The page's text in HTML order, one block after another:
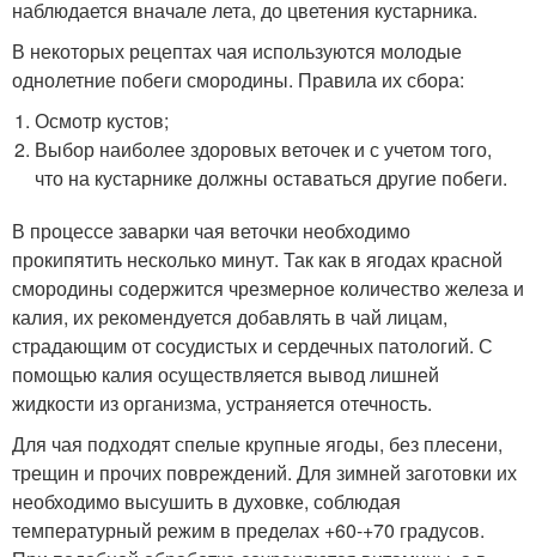
наблюдается вначале лета, до цветения кустарника.
В некоторых рецептах чая используются молодые
однолетние побеги смородины. Правила их сбора:
Осмотр кустов;
Выбор наиболее здоровых веточек и с учетом того,
что на кустарнике должны оставаться другие побеги.
В процессе заварки чая веточки необходимо
прокипятить несколько минут. Так как в ягодах красной
смородины содержится чрезмерное количество железа и
калия, их рекомендуется добавлять в чай лицам,
страдающим от сосудистых и сердечных патологий. С
помощью калия осуществляется вывод лишней
жидкости из организма, устраняется отечность.
Для чая подходят спелые крупные ягоды, без плесени,
трещин и прочих повреждений. Для зимней заготовки их
необходимо высушить в духовке, соблюдая
температурный режим в пределах +60-+70 градусов.